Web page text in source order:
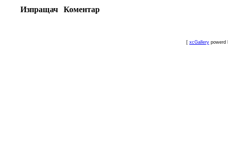
Изпращач Коментар
[ xcGallery